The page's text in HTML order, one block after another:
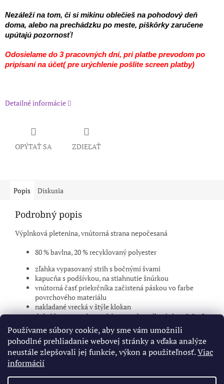
Používame súbory cookie, aby sme vám umožnili
pohodlné prehliadanie webovej stránky a vďaka analýze
neustále zlepšovali jej funkcie, výkon a použiteľnosť.Viac
informácií
Nezáleží na tom, či si mikinu oblečieš na pohodový deň
doma, alebo na prechádzku po meste, piškôrky zaručene
upútajú pozornosť!
Odosielame do 3 pracovných dní, pri platbe prevodom po
pripísaní na účet( pre urýchlenie pošlite screen platby)
Detailné informácie
OPÝTAŤ SA ZDIEĽAŤ
Popis Diskusia
Podrobný popis
Výplnková pletenina, vnútorná strana nepočesaná
80 % bavlna, 20 % recyklovaný polyester
zľahka vypasovaný strih s bočnými švami
kapucňa s podšívkou, na stiahnutie šnúrkou
vnútorná časť priekrčníka začistená páskou vo farbe
povrchového materiálu
nakladané vrecká v štýle klokan
dolný lem a manžety rukávov z rebrového úpletu 2:2 s 5
% elastánu
potlač, kvalitná DTF potlač